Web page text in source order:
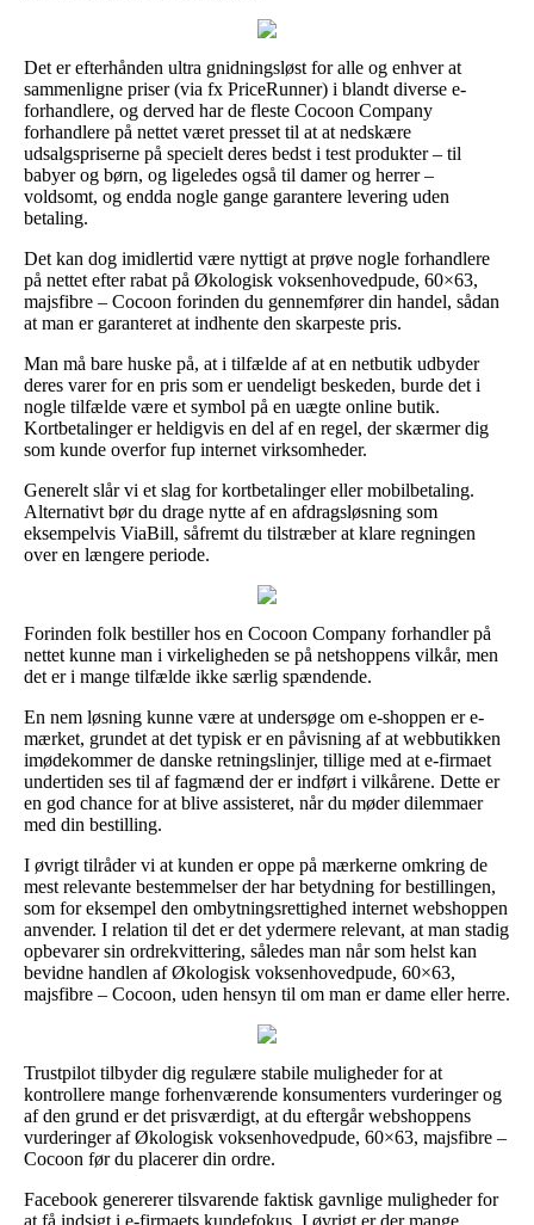
Det er efterhånden ultra gnidningsløst for alle og enhver at
sammenligne priser (via fx PriceRunner) i blandt diverse e-
forhandlere, og derved har de fleste Cocoon Company
forhandlere på nettet været presset til at at nedskære
udsalgspriserne på specielt deres bedst i test produkter – til
babyer og børn, og ligeledes også til damer og herrer –
voldsomt, og endda nogle gange garantere levering uden
betaling.
Det kan dog imidlertid være nyttigt at prøve nogle forhandlere
på nettet efter rabat på Økologisk voksenhovedpude, 60×63,
majsfibre – Cocoon forinden du gennemfører din handel, sådan
at man er garanteret at indhente den skarpeste pris.
Man må bare huske på, at i tilfælde af at en netbutik udbyder
deres varer for en pris som er uendeligt beskeden, burde det i
nogle tilfælde være et symbol på en uægte online butik.
Kortbetalinger er heldigvis en del af en regel, der skærmer dig
som kunde overfor fup internet virksomheder.
Generelt slår vi et slag for kortbetalinger eller mobilbetaling.
Alternativt bør du drage nytte af en afdragsløsning som
eksempelvis ViaBill, såfremt du tilstræber at klare regningen
over en længere periode.
Forinden folk bestiller hos en Cocoon Company forhandler på
nettet kunne man i virkeligheden se på netshoppens vilkår, men
det er i mange tilfælde ikke særlig spændende.
En nem løsning kunne være at undersøge om e-shoppen er e-
mærket, grundet at det typisk er en påvisning af at webbutikken
imødekommer de danske retningslinjer, tillige med at e-firmaet
undertiden ses til af fagmænd der er indført i vilkårene. Dette er
en god chance for at blive assisteret, når du møder dilemmaer
med din bestilling.
I øvrigt tilråder vi at kunden er oppe på mærkerne omkring de
mest relevante bestemmelser der har betydning for bestillingen,
som for eksempel den ombytningsrettighed internet webshoppen
anvender. I relation til det er det ydermere relevant, at man stadig
opbevarer sin ordrekvittering, således man når som helst kan
bevidne handlen af Økologisk voksenhovedpude, 60×63,
majsfibre – Cocoon, uden hensyn til om man er dame eller herre.
Trustpilot tilbyder dig regulære stabile muligheder for at
kontrollere mange forhenværende konsumenters vurderinger og
af den grund er det prisværdigt, at du eftergår webshoppens
vurderinger af Økologisk voksenhovedpude, 60×63, majsfibre –
Cocoon før du placerer din ordre.
Facebook genererer tilsvarende faktisk gavnlige muligheder for
at få indsigt i e-firmaets kundefokus. I øvrigt er der mange